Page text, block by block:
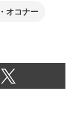
放たれる待望
オコナー